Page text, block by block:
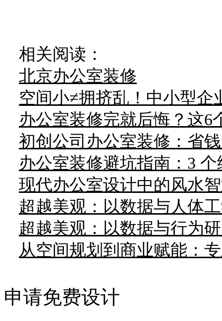
相关阅读：
北京办公室装修
空间小≠拥挤乱！中小型
办公室装修完就后悔？这6
初创公司办公室装修：省
办公室装修避坑指南：3
现代办公室设计中的风水
超越美观：以数据与人体
超越美观：以数据与行为
从空间规划到商业赋能：
申请免费设计